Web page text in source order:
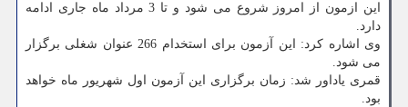
این ازمون از امروز شروع می شود و تا 3 مرداد ماه جاری ادامه
دارد.
وی اشاره کرد: این آزمون برای استخدام 266 عنوان شغلی برگزار
می شود.
قمری یاداور شد: زمان برگزاری این آزمون اول شهریور ماه خواهد
بود.